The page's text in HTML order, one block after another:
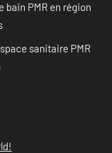
bain PMR en région
sanitaire PMR